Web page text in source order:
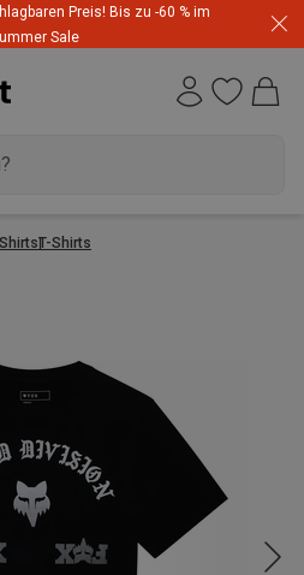
Preis! Bis zu -60 % im
Sale
T-Shirts